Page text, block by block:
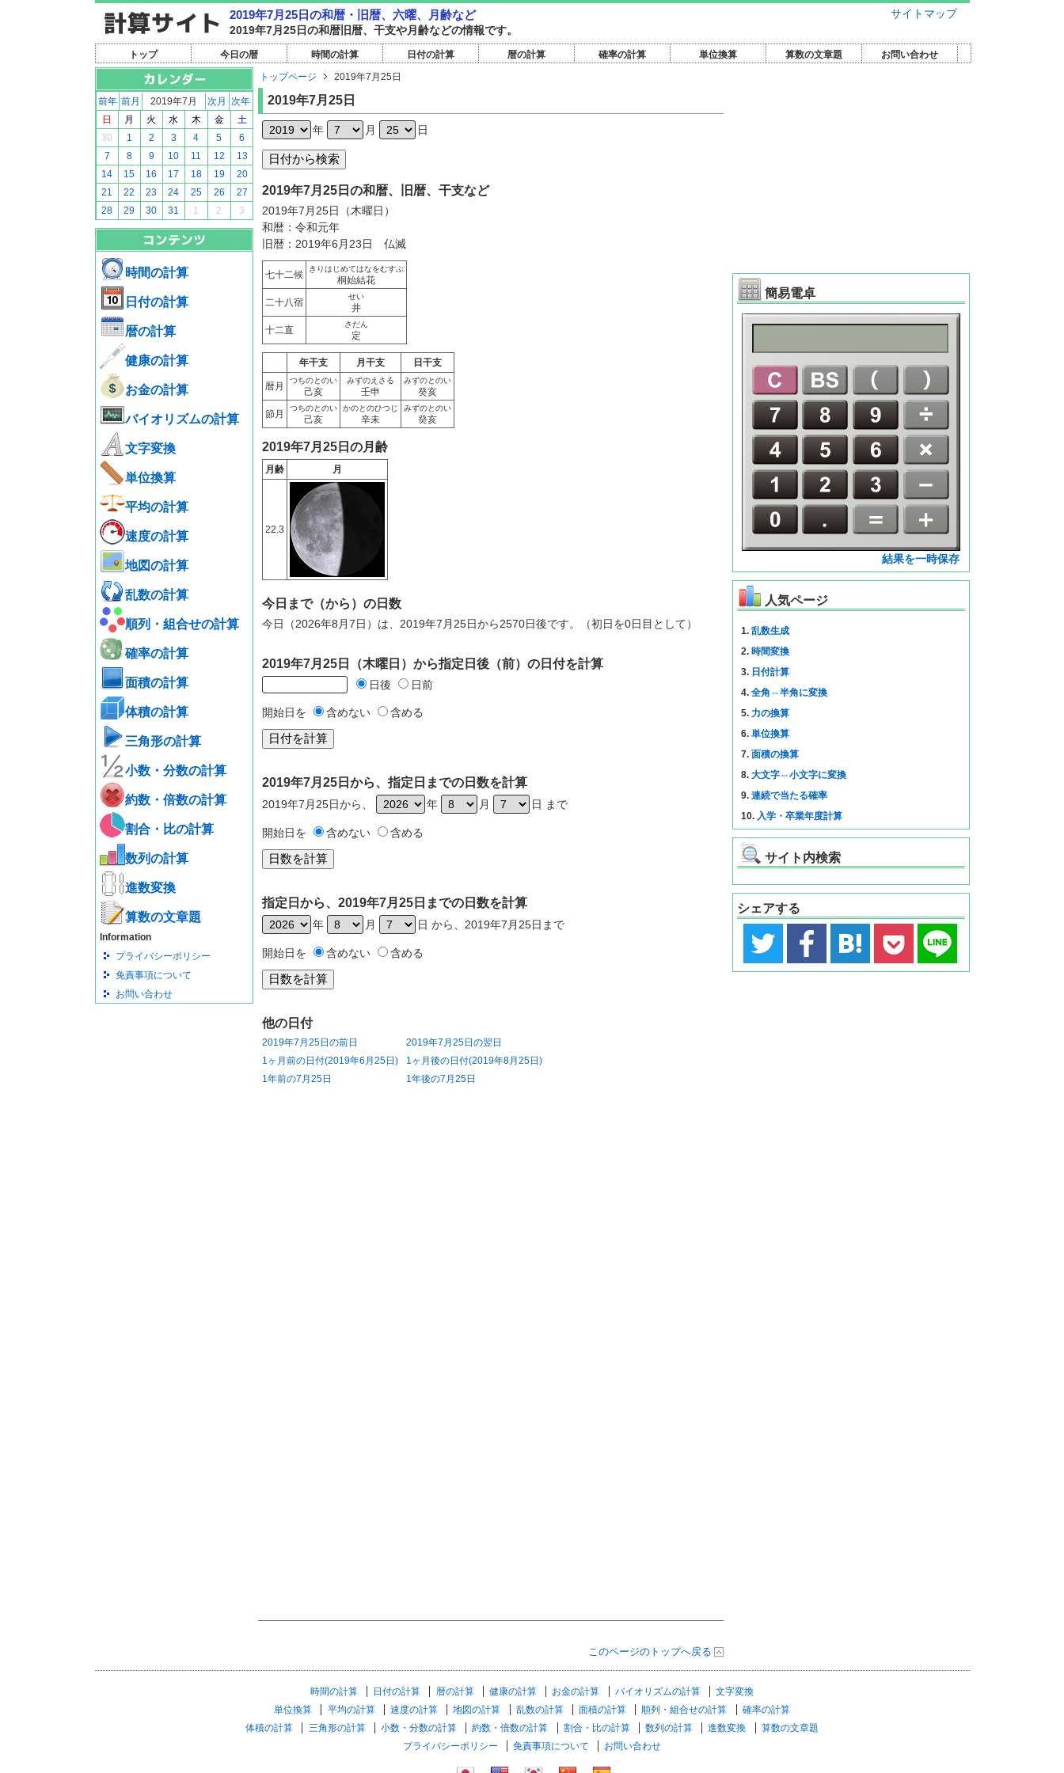
サイトマップ
2019年7月25日の和暦・旧暦、六曜、月齢など
2019年7月25日の和暦旧暦、干支や月齢などの情報です。
トップ 今日の暦 時間の計算 日付の計算 暦の計算 確率の計算 単位換算 算数の文章題 お問い合わせ
前年 前月 2019年7月 次月
次年
日
月 火 水 木 金
土
30
1 2 3 4 5
6
7
8 9 10 11 12
13
14
15 16 17 18 19
20
21
22 23 24 25 26
27
28
29 30 31 1 2 3
時間の計算
日付の計算
暦の計算
健康の計算
お金の計算
バイオリズムの計算
文字変換
単位換算
平均の計算
速度の計算
地図の計算
乱数の計算
順列・組合せの計算
確率の計算
面積の計算
体積の計算
三角形の計算
小数・分数の計算
約数・倍数の計算
割合・比の計算
数列の計算
進数変換
算数の文章題
Information
プライバシーポリシー
免責事項について
お問い合わせ
トップページ 2019年7月25日
2019年7月25日
年 月 日
2019年7月25日の和暦、旧暦、干支など
2019年7月25日（木曜日）
和暦：令和元年
旧暦：2019年6月23日 仏滅
七十二候
きりはじめてはなをむすぶ
桐始結花
二十八宿
せい
井
十二直
さだん
定
年干支 月干支 日干支
暦月
つちのとのい
己亥
みずのえさる
壬申
みずのとのい
癸亥
節月
つちのとのい
己亥
かのとのひつじ
辛未
みずのとのい
癸亥
2019年7月25日の月齢
月齢 月
22.3
今日まで（から）の日数
今日（2026年8月7日）は、2019年7月25日から2570日後です。（初日を0日目として）
2019年7月25日（木曜日）から指定日後（前）の日付を計算
日後 日前
開始日を 含めない 含める
2019年7月25日から、指定日までの日数を計算
2019年7月25日から、 年 月 日 まで
開始日を 含めない 含める
指定日から、2019年7月25日までの日数を計算
年 月 日 から、2019年7月25日まで
開始日を 含めない 含める
他の日付
2019年7月25日の前日
2019年7月25日の翌日
1ヶ月前の日付(2019年6月25日)
1ヶ月後の日付(2019年8月25日)
1年前の7月25日
1年後の7月25日
このページのトップへ戻る
簡易電卓
結果を一時保存
人気ページ
1. 乱数生成
2. 時間変換
3. 日付計算
4. 全角⇔半角に変換
5. 力の換算
6. 単位換算
7. 面積の換算
8. 大文字⇔小文字に変換
9. 連続で当たる確率
10. 入学・卒業年度計算
サイト内検索
シェアする
時間の計算 日付の計算 暦の計算 健康の計算 お金の計算 バイオリズムの計算
文字変換
単位換算
平均の計算 速度の計算 地図の計算 乱数の計算 面積の計算 順列・組合せの計算
確率の計算
体積の計算
三角形の計算 小数・分数の計算 約数・倍数の計算 割合・比の計算 数列の計算 進数変換
算数の文章題
プライバシーポリシー
免責事項について お問い合わせ